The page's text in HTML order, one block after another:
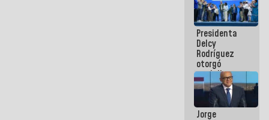
Mayor
Eléctrico
para
abordar
planes de
acción
Presidenta
Delcy
Rodríguez
otorgó
medalla
"Héroe de
Venezuela"
a servidores
públicos
Jorge